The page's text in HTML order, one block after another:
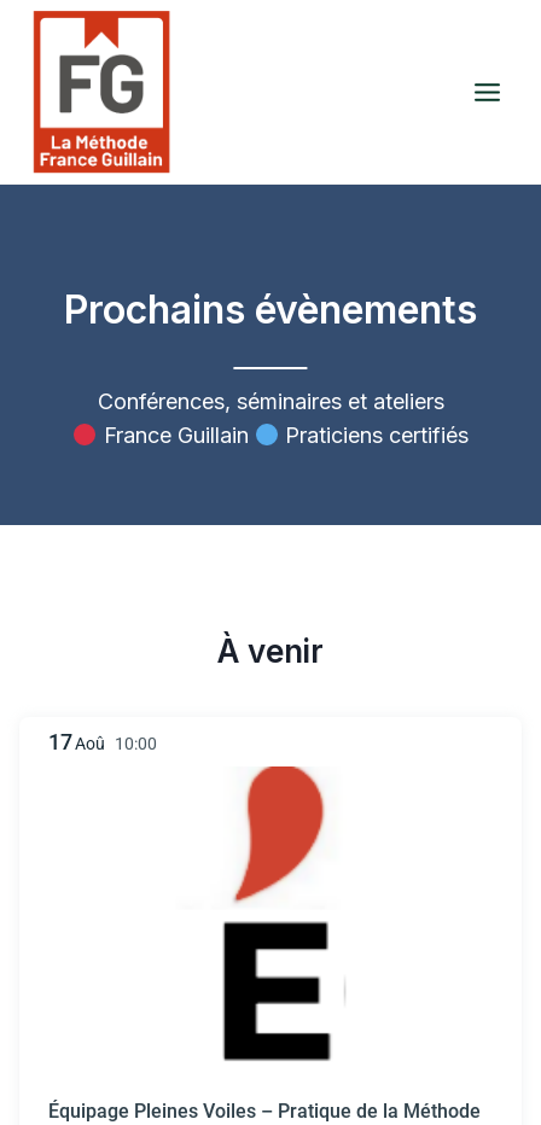
Aller
contenu
Prochains évènements
Conférences, séminaires et ateliers
France Guillain
Praticiens certifiés
À venir
17Aoû 10:00
Équipage Pleines Voiles – Pratique de la Méthode